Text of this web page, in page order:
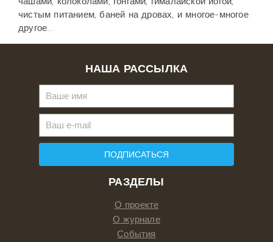
чистым питанием, баней на дровах, и многое-многое
другое...
РАЗДЕЛЫ
О проекте
О журнале
События
НАША РАССЫЛКА
ПОДПИСАТЬСЯ